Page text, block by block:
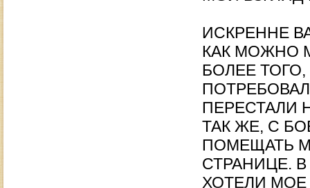
ИСКРЕННЕ
КАК МОЖНО
БОЛЕЕ
ПЕРЕСТАЛИ
ТАК ЖЕ, С
ПОМЕЩАТЬ
СТРАНИЦЕ.
ХОТЕЛИ